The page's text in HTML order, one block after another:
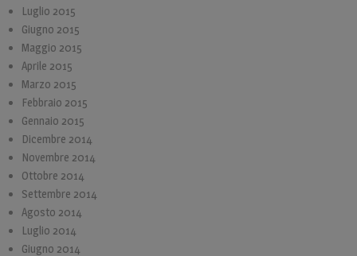
Luglio 2015
Giugno 2015
Maggio 2015
Aprile 2015
Marzo 2015
Febbraio 2015
Gennaio 2015
Dicembre 2014
Novembre 2014
Ottobre 2014
Settembre 2014
Agosto 2014
Luglio 2014
Giugno 2014